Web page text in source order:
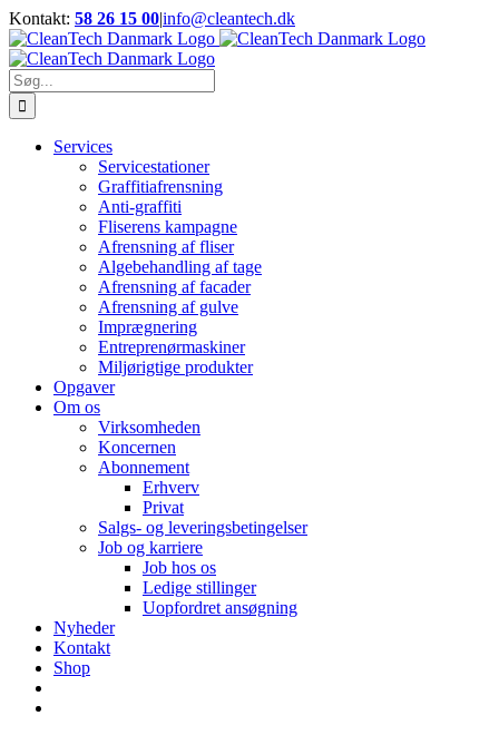
Skip
to
content
Kontakt: 58 26 15 00|info@cleantech.dk
Facebook
LinkedIn
YouTube
Søg
efter:
Services
Servicestationer
Graffitiafrensning
Anti-graffiti
Fliserens kampagne
Afrensning af fliser
Algebehandling af tage
Afrensning af facader
Afrensning af gulve
Imprægnering
Entreprenørmaskiner
Miljørigtige produkter
Opgaver
Om os
Virksomheden
Koncernen
Abonnement
Erhverv
Privat
Salgs- og leveringsbetingelser
Job og karriere
Job hos os
Ledige stillinger
Uopfordret ansøgning
Nyheder
Kontakt
Shop